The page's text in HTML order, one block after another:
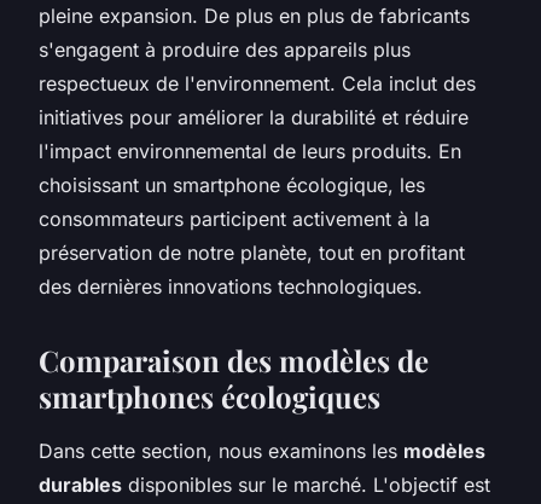
pleine expansion. De plus en plus de fabricants
s'engagent à produire des appareils plus
respectueux de l'environnement. Cela inclut des
initiatives pour améliorer la durabilité et réduire
l'impact environnemental de leurs produits. En
choisissant un smartphone écologique, les
consommateurs participent activement à la
préservation de notre planète, tout en profitant
des dernières innovations technologiques.
Comparaison des modèles de
smartphones écologiques
Dans cette section, nous examinons les modèles
durables disponibles sur le marché. L'objectif est